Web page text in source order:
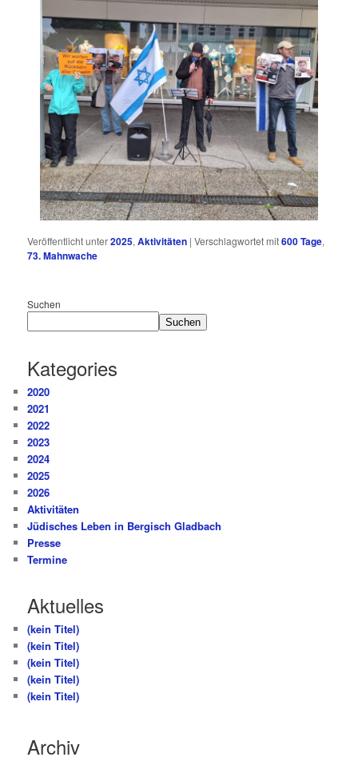
Veröffentlicht unter2025,Aktivitäten |Verschlagwortet mit600 Tage,
73. Mahnwache
Suchen
Suchen
Kategories
2020
2021
2022
2023
2024
2025
2026
Aktivitäten
Jüdisches Leben in Bergisch Gladbach
Presse
Termine
Aktuelles
(kein Titel)
(kein Titel)
(kein Titel)
(kein Titel)
(kein Titel)
Archiv